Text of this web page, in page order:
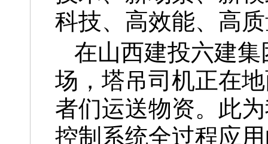
科技、高效能、高
在山西建投六建
场，塔吊司机正在
者们运送物资。此
控制系统全过程应